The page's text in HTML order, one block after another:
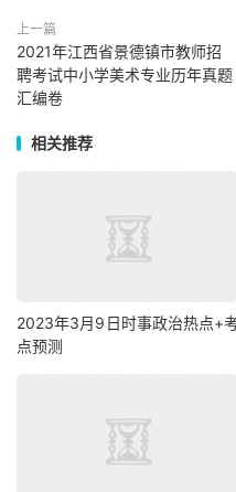
上一篇
2021年江西省景德镇市教师招
聘考试中小学美术专业历年真题
汇编卷
相关推荐
2023年3月9日时事政治热点+
点预测